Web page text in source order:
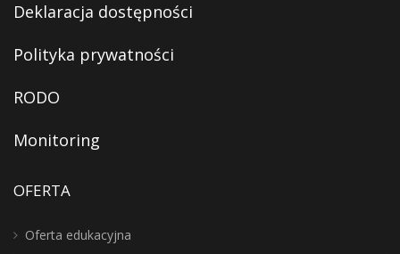
Deklaracja dostępności
Polityka prywatności
RODO
Monitoring
OFERTA
Oferta edukacyjna